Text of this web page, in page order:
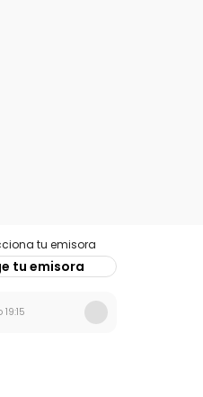
tu emisora
tu emisora
19:15